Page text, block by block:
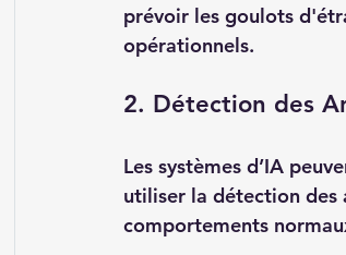
prévoir les goulots
opérationnels.
2. Détection des
Les systèmes d’IA
utiliser la détection
comportements